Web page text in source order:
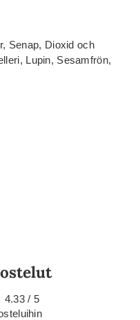
Senap, Dioxid och
Lupin, Sesamfrön,
4.33 / 5